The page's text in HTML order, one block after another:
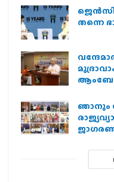
തന്നെ
ഞാനും